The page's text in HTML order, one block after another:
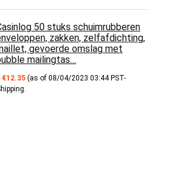
50 stuks schuimrubberen
zakken, zelfafdichting,
gevoerde omslag met
mailingtas…
€12.35 (as of 08/04/2023 03:44 PST-
.